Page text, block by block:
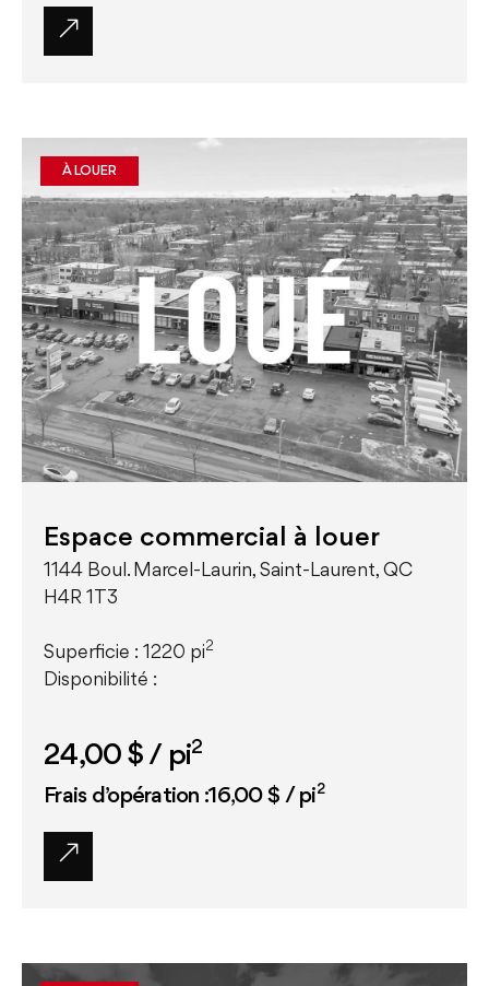
À LOUER
Espace commercial à louer
1144 Boul. Marcel-Laurin, Saint-Laurent, QC
H4R 1T3
Superficie : 1220 pi2
Disponibilité :
24,00 $/ pi2
Frais d’opération :16,00 $ / pi2